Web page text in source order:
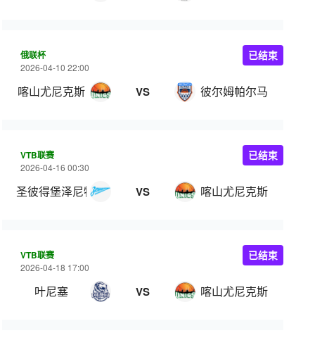
俄联杯
2026-04-10 22:00
喀山尤尼克斯 VS 彼尔姆帕尔马
已结束
VTB联赛
2026-04-16 00:30
圣彼得堡泽尼特 VS 喀山尤尼克斯
已结束
VTB联赛
2026-04-18 17:00
叶尼塞 VS 喀山尤尼克斯
已结束